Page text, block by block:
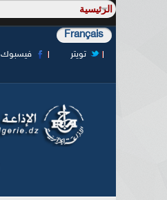
Français
فيسبوك
تويتر